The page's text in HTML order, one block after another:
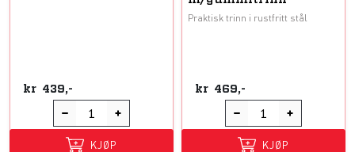
kr 439,-
KJØP
Praktisk trinn i rustfritt stål
kr 469,-
KJØP